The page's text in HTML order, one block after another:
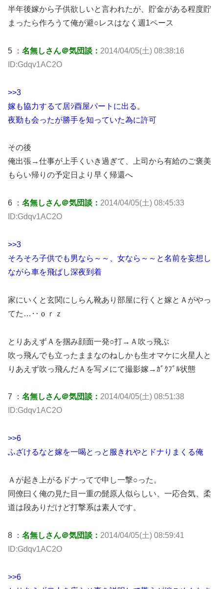
半年後嫁から子供欲しいと言われたが、貯金がある程度貯
まったら作ろうて俺が避○レスはなく週1ペース
5 ： 名無しさん＠気団談： 2014/04/05(土) 08:38:16
ID:Gdqv1AC2O
>>3
嫁も協力するて居ｼ酉屋パートに出る。
夜勤も会ったが勝手を知っていた為に許可
その後
俺出張→仕事が上手くいき過ぎて、上司から有給のご褒美
もらい帰りの予定日より早く帰還へ
6 ： 名無しさん＠気団談： 2014/04/05(土) 08:45:33
ID:Gdqv1AC2O
>>3
そろそろ子供でも男なら～～、女なら～～と名前を妄想し
ながら車を飛ばし深夜到着
家にいくと玄関にしらん靴あり部屋に行くと嫁とＡがやっ
てた…‥ｏｒｚ
とりあえずＡを掴み顔面一発○打→Ａ吹っ飛ぶ
吹っ飛んでも立ったままなのねしかも生オマケに火星人と
りあえず吹っ飛んだＡを写メにて撮影嫁→ｶﾞｸﾌﾞﾙ状態
7 ： 名無しさん＠気団談： 2014/04/05(土) 08:51:38
ID:Gdqv1AC2O
>>6
ふざけるなと嫁を一喝とっと服きれやとドナりまくる俺
Ａが起き上がるドナってで申し一撃○った。
同僚曰く俺の見た目一重の髭原人似らしい、一応合気、柔
道は段ありだけど打撃系は素人です。
8 ： 名無しさん＠気団談： 2014/04/05(土) 08:59:41
ID:Gdqv1AC2O
>>6